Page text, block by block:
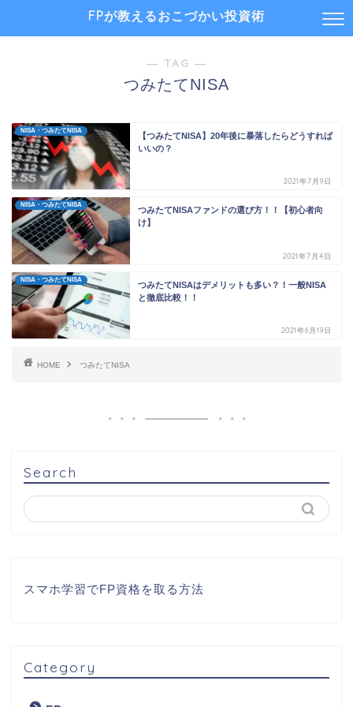
FPが教えるおこづかい投資術
― TAG ―
つみたてNISA
NISA・つみたてNISA
【つみたてNISA】20年後に暴落したらどうすれば
いいの？
2021年7月9日
NISA・つみたてNISA
つみたてNISAファンドの選び方！！【初心者向
け】
2021年7月4日
NISA・つみたてNISA
つみたてNISAはデメリットも多い？！一般NISA
と徹底比較！！
2021年6月19日
HOME つみたてNISA
Search
スマホ学習でFP資格を取る方法
Category